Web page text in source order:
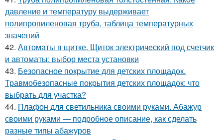
давление и температуру выдерживает
полипропиленовая труба, таблица температурных
значений
42. Автоматы в щитке. Щиток электрический под счетчик
и автоматы: выбор места установки
43. Безопасное покрытие для детских площадок.
Травмобезопасные покрытия детских площадок: что
выбрать для участка?
44. Плафон для светильника своими руками. Абажур
своими руками — подробное описание, как сделать
разные типы абажуров